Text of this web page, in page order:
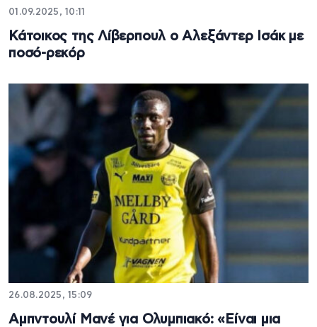
01.09.2025, 10:11
Κάτοικος της Λίβερπουλ ο Αλεξάντερ Ισάκ με
ποσό-ρεκόρ
26.08.2025, 15:09
Αμπντουλί Μανέ για Ολυμπιακό: «Είναι μια